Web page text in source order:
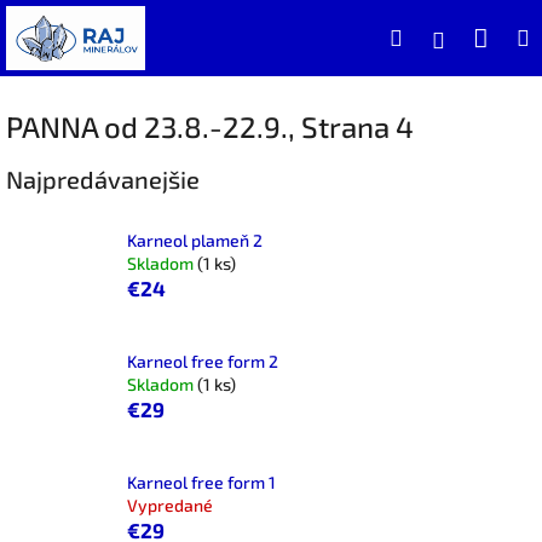
Prejsť
na
obsah
Hľadať
PANNA od 23.8.-22.9., Strana 4
Najpredávanejšie
Karneol plameň 2
Skladom(1 ks)
€24
Karneol free form 2
Skladom(1 ks)
€29
Karneol free form 1
Vypredané
€29